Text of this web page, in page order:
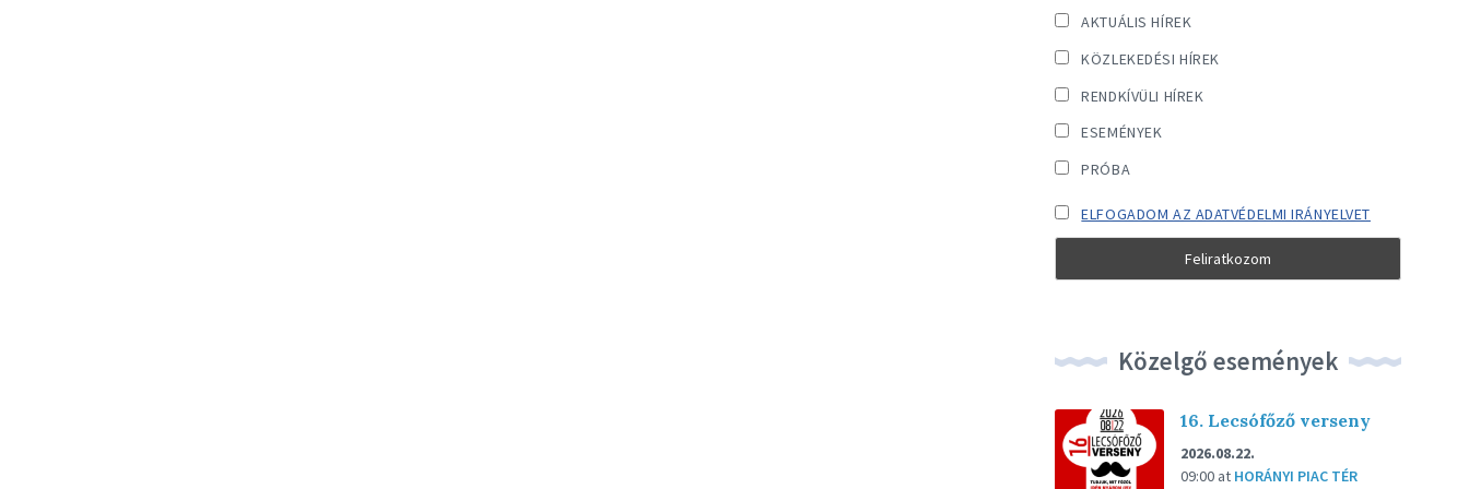
AKTUÁLIS HÍREK
KÖZLEKEDÉSI HÍREK
RENDKÍVÜLI HÍREK
ESEMÉNYEK
PRÓBA
ELFOGADOM AZ ADATVÉDELMI IRÁNYELVET
Közelgő események
16. Lecsófőző verseny
2026.08.22.
09:00 at HORÁNYI PIAC TÉR